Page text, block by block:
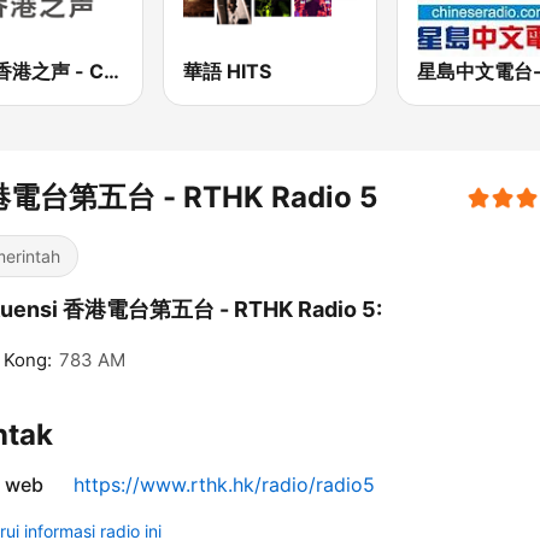
CNR香港之声 - CNR Voice of Hong Kong 華語 HITS
電台第五台 - RTHK Radio 5
香港電台第五台 - RTHK Radio 5:
783 AM
web https://www.rthk.hk/radio/radio5
informasi radio ini